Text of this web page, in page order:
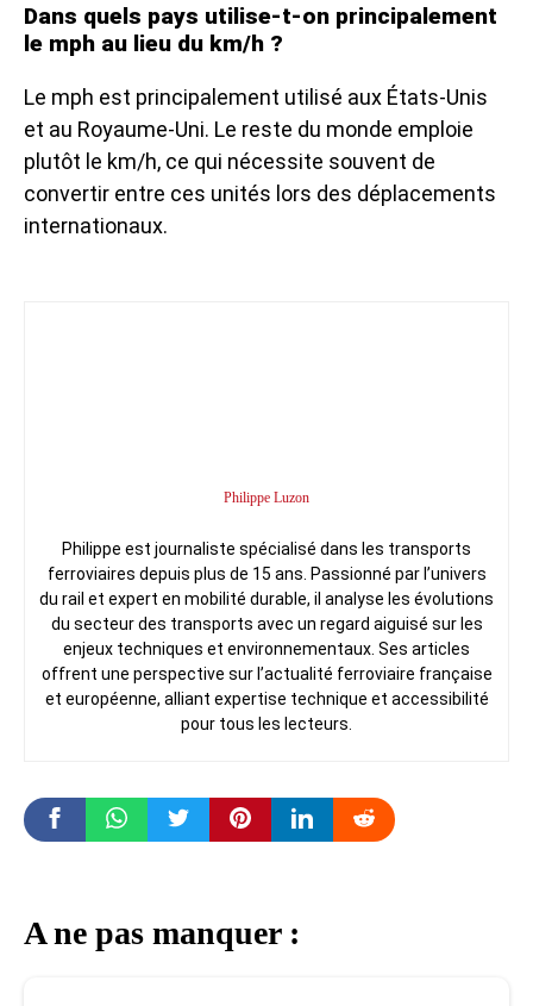
Dans quels pays utilise-t-on principalement
le mph au lieu du km/h ?
Le mph est principalement utilisé aux États-Unis
et au Royaume-Uni. Le reste du monde emploie
plutôt le km/h, ce qui nécessite souvent de
convertir entre ces unités lors des déplacements
internationaux.
Philippe Luzon
Philippe est journaliste spécialisé dans les transports
ferroviaires depuis plus de 15 ans. Passionné par l’univers
du rail et expert en mobilité durable, il analyse les évolutions
du secteur des transports avec un regard aiguisé sur les
enjeux techniques et environnementaux. Ses articles
offrent une perspective sur l’actualité ferroviaire française
et européenne, alliant expertise technique et accessibilité
pour tous les lecteurs.
A ne pas manquer :